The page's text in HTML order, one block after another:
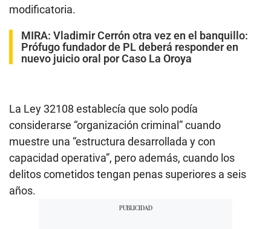
modificatoria.
MIRA: Vladimir Cerrón otra vez en el banquillo:
Prófugo fundador de PL deberá responder en
nuevo juicio oral por Caso La Oroya
La Ley 32108 establecía que solo podía
considerarse “organización criminal” cuando
muestre una “estructura desarrollada y con
capacidad operativa”, pero además, cuando los
delitos cometidos tengan penas superiores a seis
años.